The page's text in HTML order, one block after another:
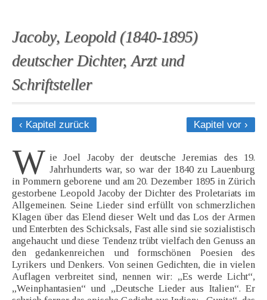
Jacoby, Leopold (1840-1895)
deutscher Dichter, Arzt und
Schriftsteller
‹ Kapitel zurück Kapitel vor ›
W ie Joel Jacoby der deutsche Jeremias des 19.
Jahrhunderts war, so war der 1840 zu Lauenburg
in Pommern geborene und am 20. Dezember 1895 in Zürich
gestorbene Leopold Jacoby der Dichter des Proletariats im
Allgemeinen. Seine Lieder sind erfüllt von schmerzlichen
Klagen über das Elend dieser Welt und das Los der Armen
und Enterbten des Schicksals, Fast alle sind sie sozialistisch
angehaucht und diese Tendenz trübt vielfach den Genuss an
den gedankenreichen und formschönen Poesien des
Lyrikers und Denkers. Von seinen Gedichten, die in vielen
Auflagen verbreitet sind, nennen wir: „Es werde Licht“,
„Weinphantasien“ und „Deutsche Lieder aus Italien“. Er